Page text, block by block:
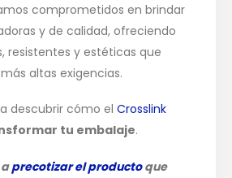
comprometidos en brindar
y de calidad, ofreciendo
resistentes y estéticas que
altas exigencias.
descubrir cómo elCrosslink
tu embalaje.
precotizar el productoque